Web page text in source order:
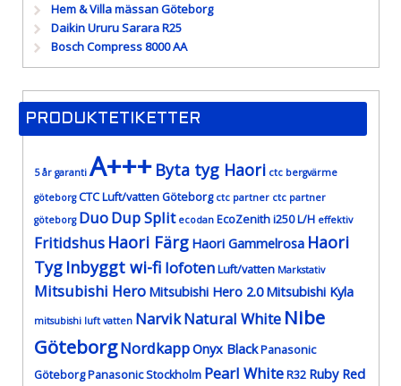
Hem & Villa mässan Göteborg
Daikin Ururu Sarara R25
Bosch Compress 8000 AA
PRODUKTETIKETTER
5 år garanti A+++ Byta tyg Haori ctc bergvärme
göteborg CTC Luft/vatten Göteborg ctc partner ctc partner
göteborg DuoDup Split ecodan EcoZenith i250 L/H effektiv
Fritidshus Haori Färg Haori Gammelrosa Haori
Tyg Inbyggt wi-fi lofotenLuft/vatten Markstativ
Mitsubishi Hero Mitsubishi Hero 2.0 Mitsubishi Kyla
mitsubishi luft vatten NarvikNatural White Nibe
GöteborgNordkappOnyx BlackPanasonic
GöteborgPanasonic Stockholm Pearl WhiteR32 Ruby Red